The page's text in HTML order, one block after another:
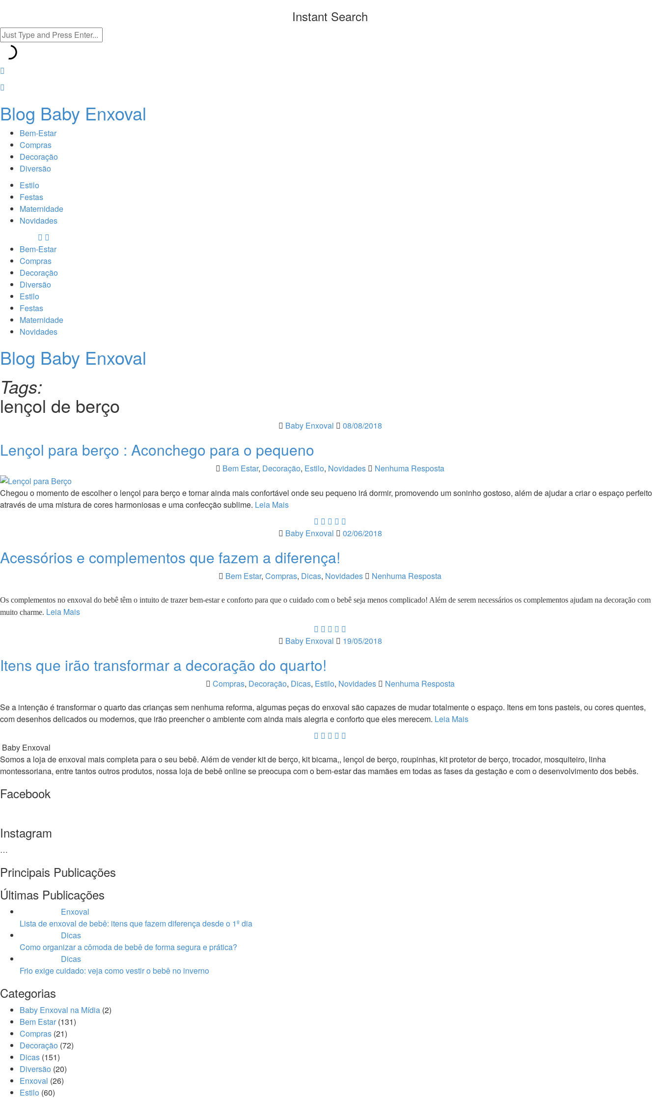
Instant Search
Blog Baby Enxoval
Bem-Estar
Compras
Decoração
Diversão
Estilo
Festas
Maternidade
Novidades
Bem-Estar
Compras
Decoração
Diversão
Estilo
Festas
Maternidade
Novidades
Blog Baby Enxoval
Tags:
lençol de berço
Baby Enxoval 08/08/2018
Lençol para berço : Aconchego para o pequeno
Bem Estar, Decoração, Estilo, Novidades Nenhuma Resposta
Chegou o momento de escolher o lençol para berço e tornar ainda mais confortável onde seu pequeno irá dormir, promovendo um soninho gostoso, além de ajudar a criar o espaço perfeito
através de uma mistura de cores harmoniosas e uma confecção sublime. Leia Mais
Baby Enxoval 02/06/2018
Acessórios e complementos que fazem a diferença!
Bem Estar, Compras, Dicas, Novidades Nenhuma Resposta
Os complementos no enxoval do bebê têm o intuito de trazer bem-estar e conforto para que o cuidado com o bebê seja menos complicado! Além de serem necessários os complementos ajudam na decoração com
muito charme. Leia Mais
Baby Enxoval 19/05/2018
Itens que irão transformar a decoração do quarto!
Compras, Decoração, Dicas, Estilo, Novidades Nenhuma Resposta
Se a intenção é transformar o quarto das crianças sem nenhuma reforma, algumas peças do enxoval são capazes de mudar totalmente o espaço. Itens em tons pasteis, ou cores quentes,
com desenhos delicados ou modernos, que irão preencher o ambiente com ainda mais alegria e conforto que eles merecem. Leia Mais
Baby Enxoval
Somos a loja de enxoval mais completa para o seu bebê. Além de vender kit de berço, kit bicama,, lençol de berço, roupinhas, kit protetor de berço, trocador, mosquiteiro, linha
montessoriana, entre tantos outros produtos, nossa loja de bebê online se preocupa com o bem-estar das mamães em todas as fases da gestação e com o desenvolvimento dos bebês.
Facebook
Instagram
…
Principais Publicações
Últimas Publicações
Enxoval
Lista de enxoval de bebê: itens que fazem diferença desde o 1º dia
Dicas
Como organizar a cômoda de bebê de forma segura e prática?
Dicas
Frio exige cuidado: veja como vestir o bebê no inverno
Categorias
Baby Enxoval na Mídia (2)
Bem Estar (131)
Compras (21)
Decoração (72)
Dicas (151)
Diversão (20)
Enxoval (26)
Estilo (60)